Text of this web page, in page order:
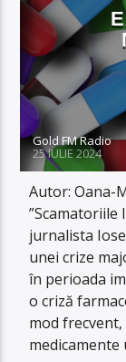
Gold FM Radio
25 IULIE 2024
Autor: Oana-
”Scamatoriile
jurnalista
unei crize
în perioada
o criză
mod